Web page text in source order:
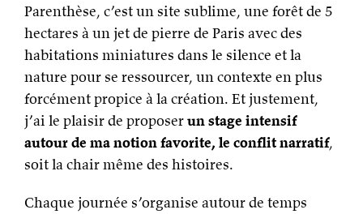
Parenthèse, c’est un site sublime, une forêt de 5
hectares à un jet de pierre de Paris avec des
habitations miniatures dans le silence et la
nature pour se ressourcer, un contexte en plus
forcément propice à la création. Et justement,
j’ai le plaisir de proposerun stage intensif
autour de ma notion favorite, le conflit narratif,
soit la chair même des histoires.
Chaque journée s’organise autour de temps